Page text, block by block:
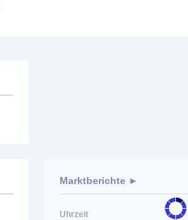
Marktberichte ►
Uhrzeit